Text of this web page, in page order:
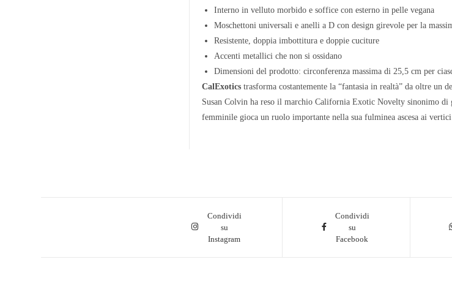
Interno in velluto morbido e soffice con esterno in pelle vegana
Moschettoni universali e anelli a D con design girevole per la
Resistente, doppia imbottitura e doppie cuciture
Accenti metallici che non si ossidano
Dimensioni del prodotto: circonferenza massima di 25,5 cm per
CalExotics trasforma costantemente la “fantasia in realtà” da oltre un
Susan Colvin ha reso il marchio California Exotic Novelty sinonimo
femminile gioca un ruolo importante nella sua fulminea ascesa ai
Condividi
su
Instagram
Condividi
su
Facebook